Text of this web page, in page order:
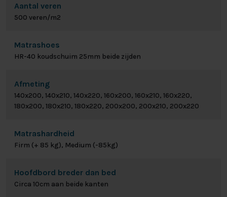
Aantal veren
500 veren/m2
Matrashoes
HR-40 koudschuim 25mm beide zijden
Afmeting
140x200, 140x210, 140x220, 160x200, 160x210, 160x220,
180x200, 180x210, 180x220, 200x200, 200x210, 200x220
Matrashardheid
Firm (+ 85 kg), Medium (-85kg)
Hoofdbord breder dan bed
Circa 10cm aan beide kanten